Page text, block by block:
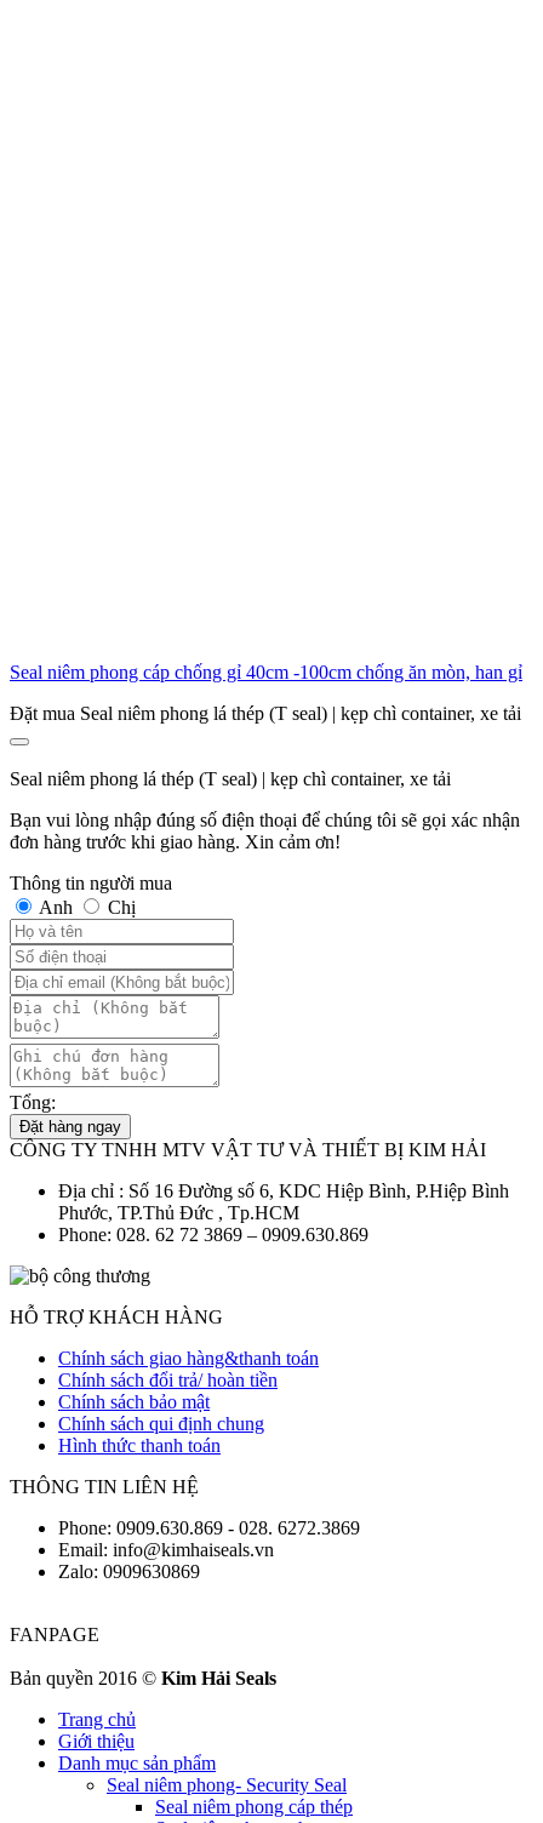
Seal niêm phong cáp chống gỉ 40cm -100cm chống ăn mòn, han gỉ
Đặt mua Seal niêm phong lá thép (T seal) | kẹp chì container, xe tải
Seal niêm phong lá thép (T seal) | kẹp chì container, xe tải
Bạn vui lòng nhập đúng số điện thoại để chúng tôi sẽ gọi xác nhận
đơn hàng trước khi giao hàng. Xin cảm ơn!
Thông tin người mua
Anh
Chị
Tổng:
Đặt hàng ngay
CÔNG TY TNHH MTV VẬT TƯ VÀ THIẾT BỊ KIM HẢI
Địa chỉ : Số 16 Đường số 6, KDC Hiệp Bình, P.Hiệp Bình
Phước, TP.Thủ Đức , Tp.HCM
Phone: 028. 62 72 3869 – 0909.630.869
HỖ TRỢ KHÁCH HÀNG
Chính sách giao hàng&thanh toán
Chính sách đổi trả/ hoàn tiền
Chính sách bảo mật
Chính sách qui định chung
Hình thức thanh toán
THÔNG TIN LIÊN HỆ
Phone: 0909.630.869 - 028. 6272.3869
Email: info@kimhaiseals.vn
Zalo: 0909630869
FANPAGE
Bản quyền 2016 © Kim Hải Seals
Trang chủ
Giới thiệu
Danh mục sản phẩm
Seal niêm phong- Security Seal
Seal niêm phong cáp thép